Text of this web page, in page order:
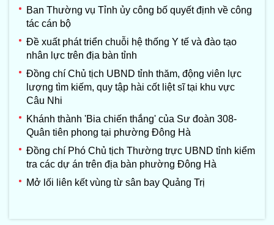
Ban Thường vụ Tỉnh ủy công bố quyết định về công
tác cán bộ
Đề xuất phát triển chuỗi hệ thống Y tế và đào tạo
nhân lực trên địa bàn tỉnh
Đồng chí Chủ tịch UBND tỉnh thăm, động viên lực
lượng tìm kiếm, quy tập hài cốt liệt sĩ tại khu vực
Câu Nhi
Khánh thành 'Bia chiến thắng' của Sư đoàn 308-
Quân tiên phong tại phường Đông Hà
Đồng chí Phó Chủ tịch Thường trực UBND tỉnh kiểm
tra các dự án trên địa bàn phường Đông Hà
Mở lối liên kết vùng từ sân bay Quảng Trị